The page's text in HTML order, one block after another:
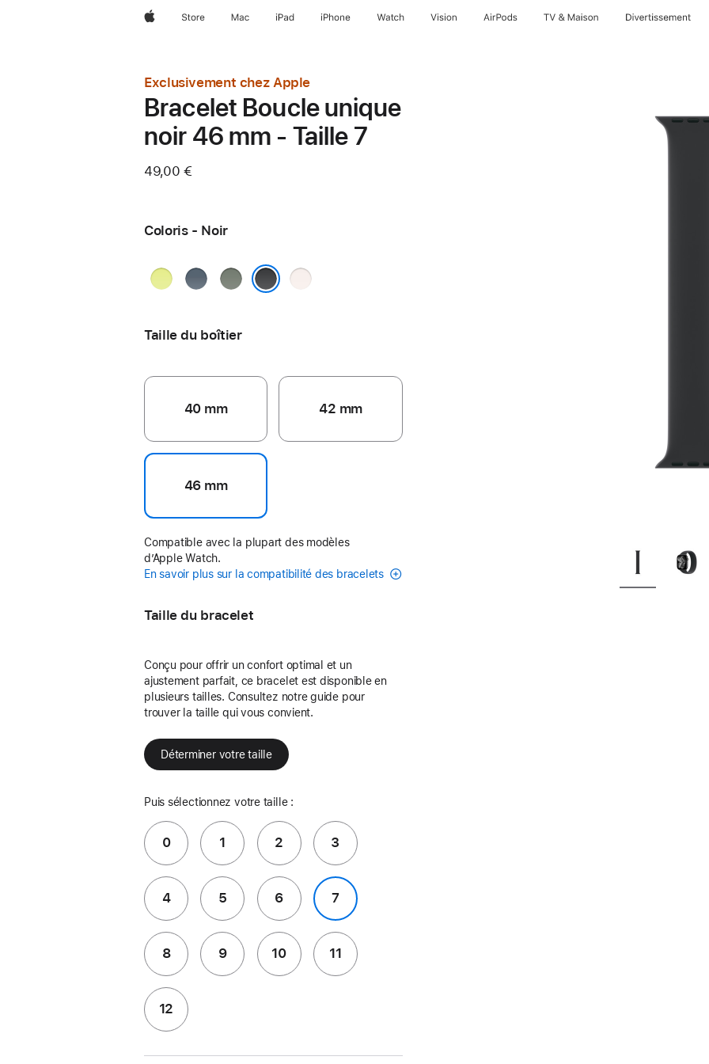
AppleStore Mac iPad iPhone Watch Vision AirPods TV & Maison Divertissements
Exclusivement chez Apple
Bracelet Boucle unique
noir 46 mm - Taille 7
49,00 €
Coloris - Noir
JauneBleu
Gris
Rose
Taille du boîtier
40 mm 42 mm
46 mm
Compatible avec la plupart des modèles
d’Apple Watch.
En savoir plus sur la compatibilité des bracelets
Taille du bracelet
Conçu pour offrir un confort optimal et un
ajustement parfait, ce bracelet est disponible en
plusieurs tailles. Consultez notre guide pour
trouver la taille qui vous convient.
Déterminer votre taille
Puis sélectionnez votre taille :
0 1 2 3
4 5 6 7
8 9 10 11
12